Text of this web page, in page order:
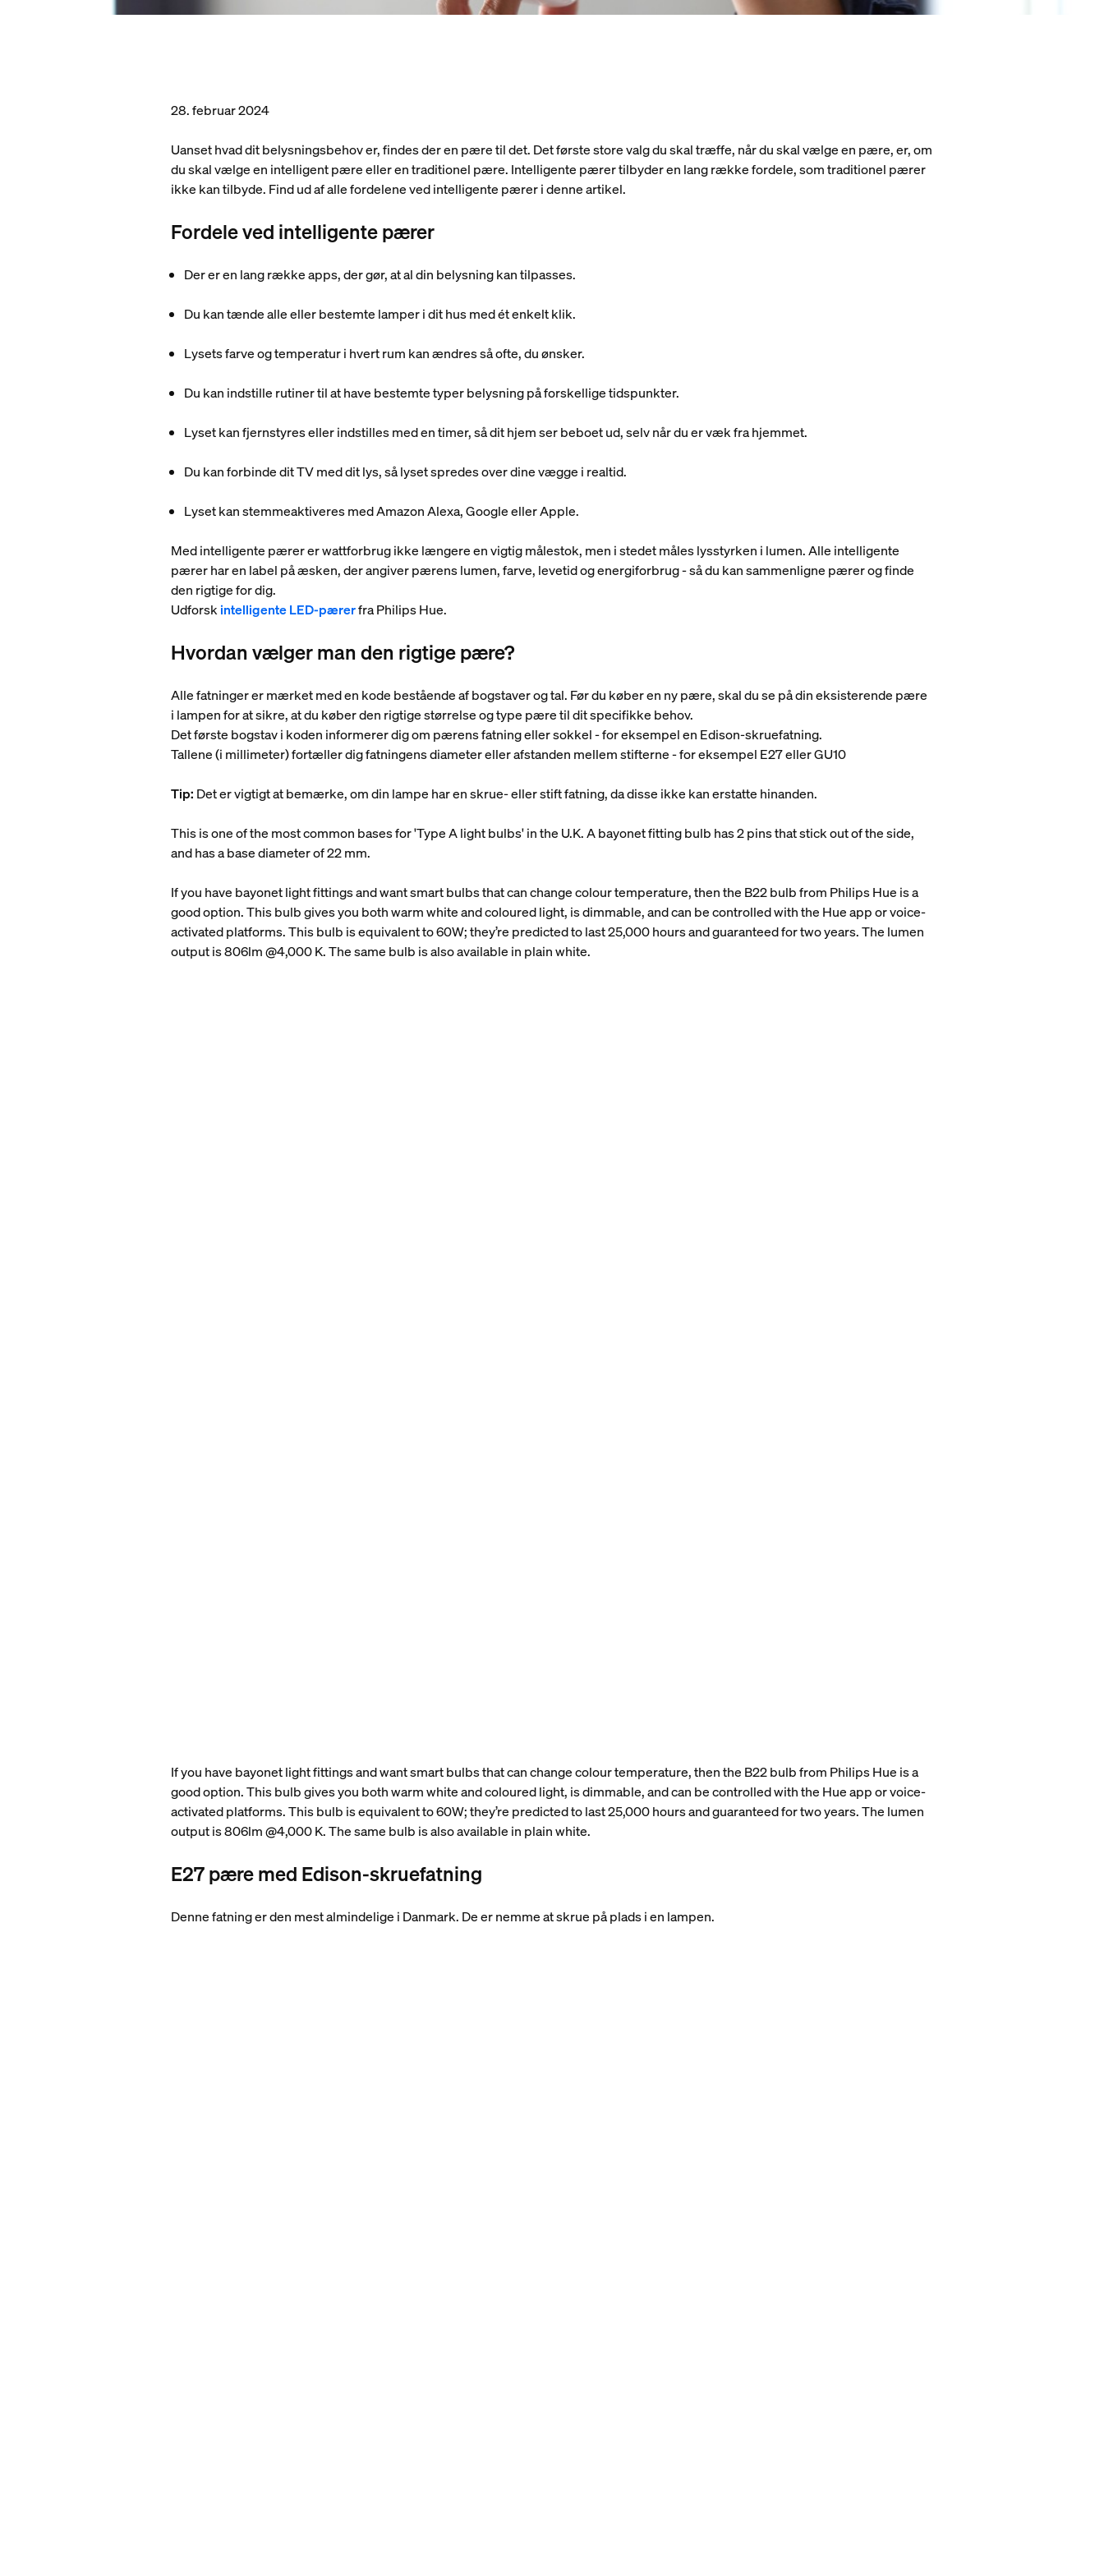
28. februar 2024
Uanset hvad dit belysningsbehov er, findes der en pære til det. Det første store valg du skal træffe, når du skal vælge en pære, er, om
du skal vælge en intelligent pære eller en traditionel pære. Intelligente pærer tilbyder en lang række fordele, som traditionel pærer
ikke kan tilbyde. Find ud af alle fordelene ved intelligente pærer i denne artikel.
Fordele ved intelligente pærer
Der er en lang række apps, der gør, at al din belysning kan tilpasses.
Du kan tænde alle eller bestemte lamper i dit hus med ét enkelt klik.
Lysets farve og temperatur i hvert rum kan ændres så ofte, du ønsker.
Du kan indstille rutiner til at have bestemte typer belysning på forskellige tidspunkter.
Lyset kan fjernstyres eller indstilles med en timer, så dit hjem ser beboet ud, selv når du er væk fra hjemmet.
Du kan forbinde dit TV med dit lys, så lyset spredes over dine vægge i realtid.
Lyset kan stemmeaktiveres med Amazon Alexa, Google eller Apple.
Med intelligente pærer er wattforbrug ikke længere en vigtig målestok, men i stedet måles lysstyrken i lumen. Alle intelligente
pærer har en label på æsken, der angiver pærens lumen, farve, levetid og energiforbrug - så du kan sammenligne pærer og finde
den rigtige for dig.
Udforskintelligente LED-pærerfra Philips Hue.
Hvordan vælger man den rigtige pære?
Alle fatninger er mærket med en kode bestående af bogstaver og tal. Før du køber en ny pære, skal du se på din eksisterende pære
i lampen for at sikre, at du køber den rigtige størrelse og type pære til dit specifikke behov.
Det første bogstav i koden informerer dig om pærens fatning eller sokkel - for eksempel en Edison-skruefatning.
Tallene (i millimeter) fortæller dig fatningens diameter eller afstanden mellem stifterne - for eksempel E27 eller GU10
Tip: Det er vigtigt at bemærke, om din lampe har en skrue- eller stift fatning, da disse ikke kan erstatte hinanden.
This is one of the most common bases for 'Type A light bulbs' in the U.K. A bayonet fitting bulb has 2 pins that stick out of the side,
and has a base diameter of 22 mm.
If you have bayonet light fittings and want smart bulbs that can change colour temperature, then the B22 bulb from Philips Hue is a
good option. This bulb gives you both warm white and coloured light, is dimmable, and can be controlled with the Hue app or voice-
activated platforms. This bulb is equivalent to 60W; they’re predicted to last 25,000 hours and guaranteed for two years. The lumen
output is 806lm @4,000 K. The same bulb is also available in plain white.
If you have bayonet light fittings and want smart bulbs that can change colour temperature, then the B22 bulb from Philips Hue is a
good option. This bulb gives you both warm white and coloured light, is dimmable, and can be controlled with the Hue app or voice-
activated platforms. This bulb is equivalent to 60W; they’re predicted to last 25,000 hours and guaranteed for two years. The lumen
output is 806lm @4,000 K. The same bulb is also available in plain white.
E27 pære med Edison-skruefatning
Denne fatning er den mest almindelige i Danmark. De er nemme at skrue på plads i en lampen.